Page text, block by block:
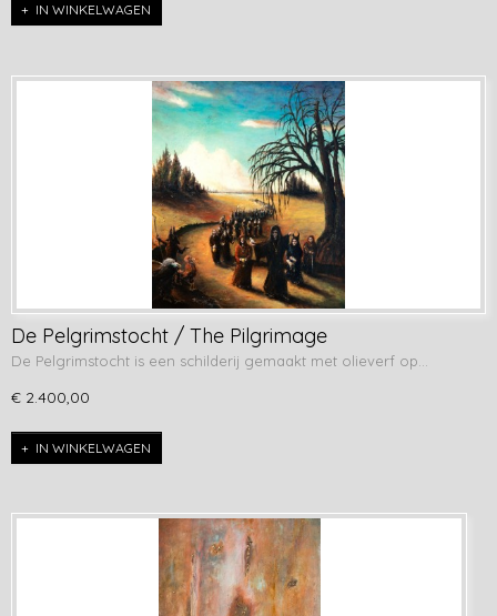
IN WINKELWAGEN
De Pelgrimstocht / The Pilgrimage
De Pelgrimstocht is een schilderij gemaakt met olieverf op…
€ 2.400,00
IN WINKELWAGEN